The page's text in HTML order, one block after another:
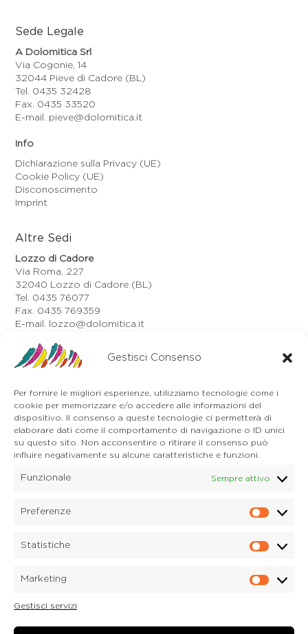
Gestisci Consenso
Per fornire le migliori esperienze, utilizziamo tecnologie come i
cookie per memorizzare e/o accedere alle informazioni del
dispositivo. Il consenso a queste tecnologie ci permetterà di
elaborare dati come il comportamento di navigazione o ID unici
su questo sito. Non acconsentire o ritirare il consenso può
influire negativamente su alcune caratteristiche e funzioni.
Funzionale Sempre attivo
Preferenze
Statistiche
Marketing
Gestisci servizi
Sede Legale
A Dolomitica Srl
Via Cogonie, 14
32044 Pieve di Cadore (BL)
Tel. 0435 32428
Fax. 0435 33520
E-mail. pieve@dolomitica.it
Info
Dichiarazione sulla Privacy (UE)
Cookie Policy (UE)
Disconoscimento
Imprint
Altre Sedi
Lozzo di Cadore
Via Roma, 227
32040 Lozzo di Cadore (BL)
Tel. 0435 76077
Fax. 0435 769359
E-mail. lozzo@dolomitica.it
Auronzo di Cadore
Via Unione, 21/B
32041 Auronzo di Cadore (BL)
E-mail. auronzo@dolomitica.it
Cortina d'Ampezzo
32043 Cortina d'Ampezzo (BL)
Tel. 0436 4127
E-mail. pieve@dolomitica.it
S. Stefano di Cadore
32045 S. Stefano di Cadore - Comelico (BL)
32040 Candide di Comelico Superiore (BL)
E-mail. candide@dolomitica.it
Laboratorio Marmi